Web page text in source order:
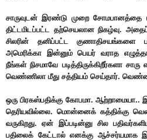
சாருவுடன் இரண்டு முறை சோமபானத்தை
திட்டமிடப்பட்ட தற்செயலான நிகழ்வு.
சிலரின் தனிப்பட்ட
அமெரிக்கா இன்னும் பெயர் வராத
நீங்கள் நிசமாவே படித்திருக்கிறீர்களா
வெண்ணிலா மீது சத்தியம் செய்தார்.
ஒரு பிரகஸ்பதிக்கு கோபமா.
தெரியவில்லை. மொன்னைக் கத்திக்கு
வருகிறது. ஏன் இப்படின்னு சில
பதிலைக் கேட்டால் எனக்கு ஆச்சர்யமாக